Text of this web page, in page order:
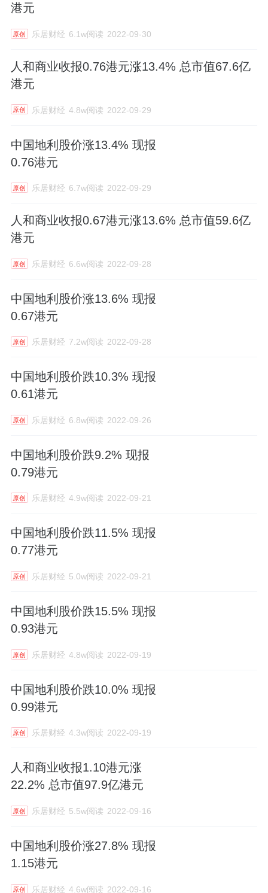
港元
原创 乐居财经 6.1w阅读 2022-09-30
人和商业收报0.76港元涨13.4% 总市值67.6亿
港元
原创 乐居财经 4.8w阅读 2022-09-29
中国地利股价涨13.4% 现报
0.76港元
原创 乐居财经 6.7w阅读 2022-09-29
人和商业收报0.67港元涨13.6% 总市值59.6亿
港元
原创 乐居财经 6.6w阅读 2022-09-28
中国地利股价涨13.6% 现报
0.67港元
原创 乐居财经 7.2w阅读 2022-09-28
中国地利股价跌10.3% 现报
0.61港元
原创 乐居财经 6.8w阅读 2022-09-26
中国地利股价跌9.2% 现报
0.79港元
原创 乐居财经 4.9w阅读 2022-09-21
中国地利股价跌11.5% 现报
0.77港元
原创 乐居财经 5.0w阅读 2022-09-21
中国地利股价跌15.5% 现报
0.93港元
原创 乐居财经 4.8w阅读 2022-09-19
中国地利股价跌10.0% 现报
0.99港元
原创 乐居财经 4.3w阅读 2022-09-19
人和商业收报1.10港元涨
22.2% 总市值97.9亿港元
原创 乐居财经 5.5w阅读 2022-09-16
中国地利股价涨27.8% 现报
1.15港元
原创 乐居财经 4.6w阅读 2022-09-16